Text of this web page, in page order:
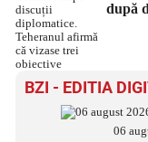
după
BZI - EDITIA
06